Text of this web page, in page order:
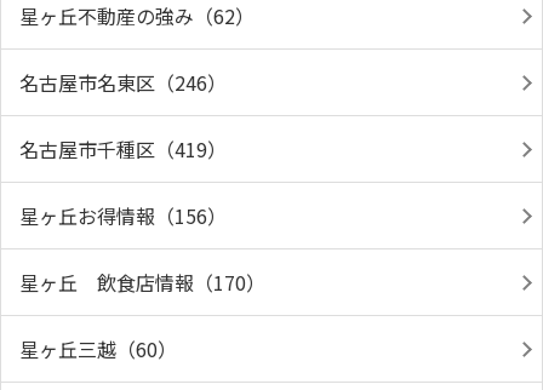
星ヶ丘不動産の強み（62）
名古屋市名東区（246）
名古屋市千種区（419）
星ヶ丘お得情報（156）
星ヶ丘 飲食店情報（170）
星ヶ丘三越（60）